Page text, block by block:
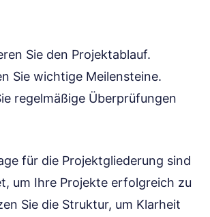
Sie den Projektablauf.
Sie wichtige Meilensteine.
regelmäßige Überprüfungen
für die Projektgliederung sind
um Ihre Projekte erfolgreich zu
Sie die Struktur, um Klarheit